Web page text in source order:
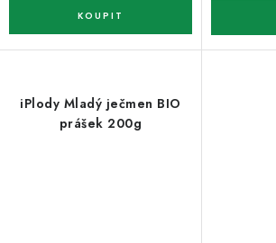
iPlody Mladý ječmen BIO
prášek 200g